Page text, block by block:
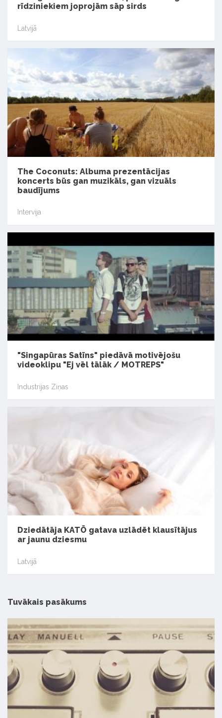
rīdziniekiem joprojām sāp sirds
Latvijā
The Coconuts: Albuma prezentācijas
koncerts būs gan muzikāls, gan vizuāls
baudījums
Intervija
"Singapūras Satīns" piedāvā motivējošu
videoklipu "Ej vēl tālāk / MOTREPS"
Industrijas Ziņas
Dziedātāja KATŌ gatava uzlādēt klausītājus
ar jaunu dziesmu
Latvijā
Tuvākais pasākums